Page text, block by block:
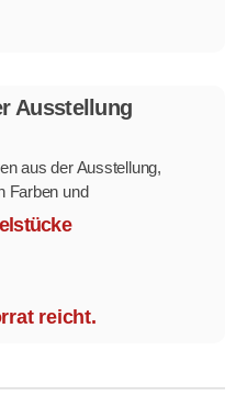
Ausstellung
aus der Ausstellung,
Farben und
reicht.